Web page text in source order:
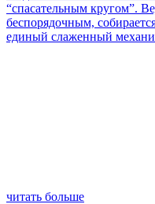
“спасательным кругом”.
беспорядочным,
единый слаженный
читать больше